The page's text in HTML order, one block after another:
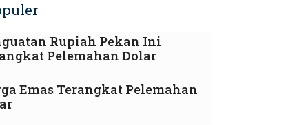
Rupiah Pekan Ini
Pelemahan Dolar
Emas Terangkat Pelemahan